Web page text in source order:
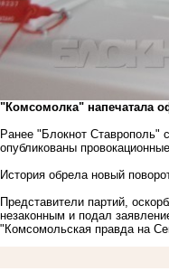
"Комсомолка" напечатала
Ранее "Блокнот Ставрополь"
опубликованы
История обрела новый
Представители партий,
незаконным и подал
"Комсомольская правда на